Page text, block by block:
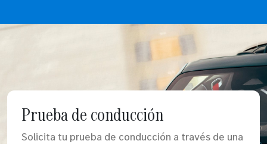
Prueba de conducción
Solicita tu prueba de conducción a través de una